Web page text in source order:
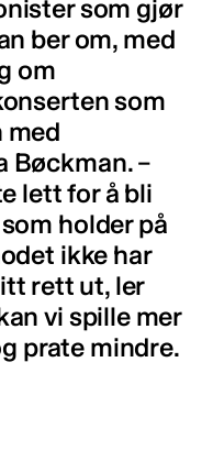
som gjør
ber om, med
om
som
med
Bøckman. –
lett for å bli
holder på
ikke har
rett ut, ler
vi spille mer
prate mindre.